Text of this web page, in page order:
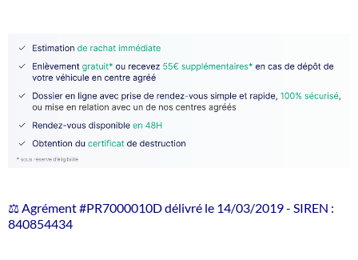
⚖️ Agrément #PR7000010D délivré le 14/03/2019 - SIREN :
840854434